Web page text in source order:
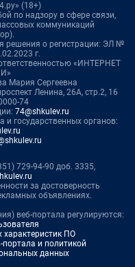
(18+)
по надзору в сфере связи,
коммуникаций
решения о регистрации: ЭЛ №
г.
«ИНТЕРНЕТ
Мария Сергеевна
Ленина, 26А, стр.2, 16
74
74@shkulev.ru
государственных органов:
729-94-90 доб. 3335,
за достоверность
объявлениях.
веб-портала регулируются:
ПО
и политикой
данных